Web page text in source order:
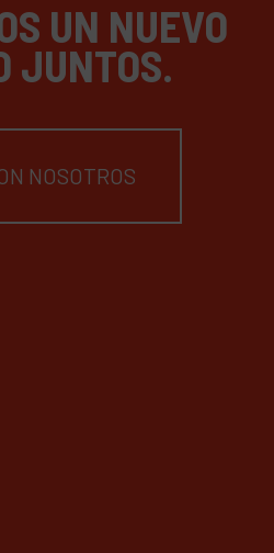
UN NUEVO
JUNTOS.
NOSOTROS